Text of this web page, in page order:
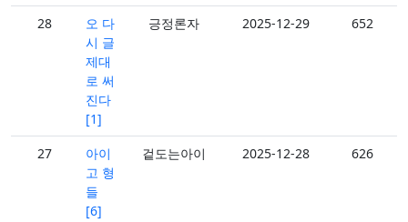
28
오 다
시 글
제대
로 써
진다
[1]
긍정론자 2025-12-29 652
27
아이
고 형
들
[6]
겉도는아이 2025-12-28 626